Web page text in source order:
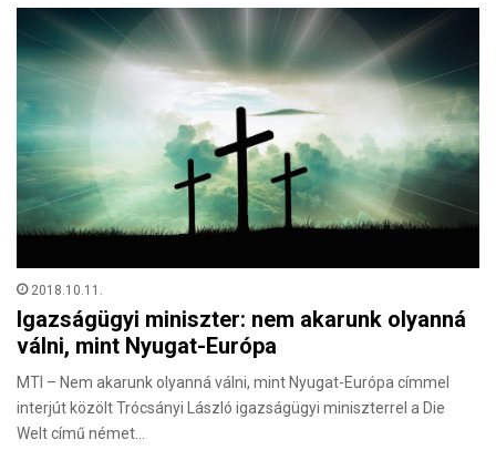
2018.10.11.
Igazságügyi miniszter: nem akarunk olyanná
válni, mint Nyugat-Európa
MTI – Nem akarunk olyanná válni, mint Nyugat-Európa címmel
interjút közölt Trócsányi László igazságügyi miniszterrel a Die
Welt című német…